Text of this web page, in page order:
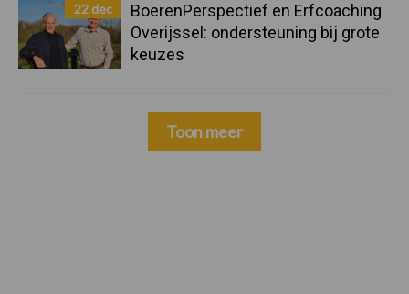
22 dec
BoerenPerspectief en Erfcoaching
Overijssel: ondersteuning bij grote
keuzes
Toon meer